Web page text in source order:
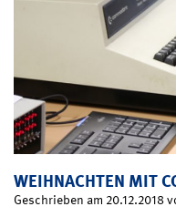
WEIHNACHTEN MIT
Geschrieben am 20.12.2018